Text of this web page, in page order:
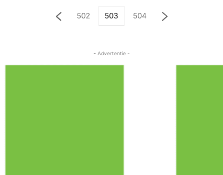
502 503 504
- Advertentie -